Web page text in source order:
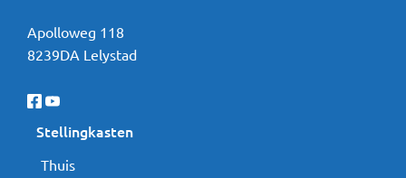
Apolloweg 118
8239DA Lelystad
Stellingkasten
Thuis